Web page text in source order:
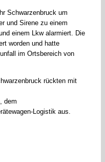
Schwarzenbruck um
und Sirene zu einem
einem Lkw alarmiert. Die
worden und hatte
im Ortsbereich von
rückten mit
dem
Logistik aus.